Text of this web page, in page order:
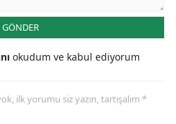
GÖNDER
okudum ve kabul ediyorum
ilk yorumu siz yazın, tartışalım *